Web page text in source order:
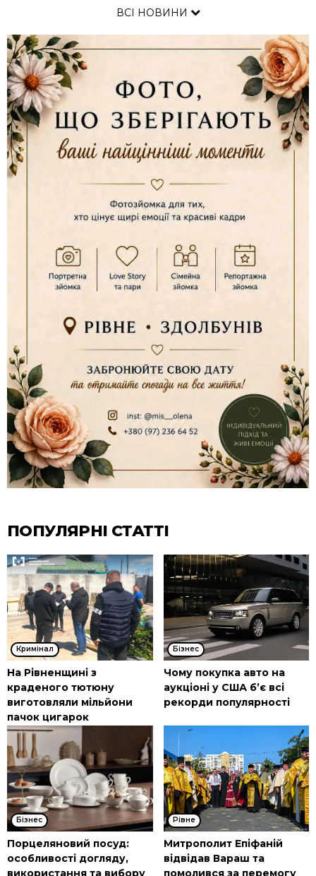
ВСІ НОВИНИ
ПОПУЛЯРНІ СТАТТІ
Кримінал
На Рівненщині з
краденого тютюну
виготовляли мільйони
пачок цигарок
Бізнес
Чому покупка авто на
аукціоні у США б’є всі
рекорди популярності
Бізнес
Порцеляновий посуд:
особливості догляду,
використання та вибору
Рівне
Митрополит Епіфаній
відвідав Вараш та
помолився за перемогу